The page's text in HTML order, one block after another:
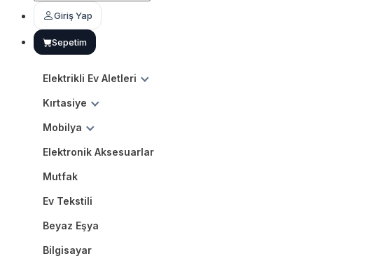
Giriş Yap
Sepetim
Elektrikli Ev Aletleri
Kırtasiye
Mobilya
Elektronik Aksesuarlar
Mutfak
Ev Tekstili
Beyaz Eşya
Bilgisayar